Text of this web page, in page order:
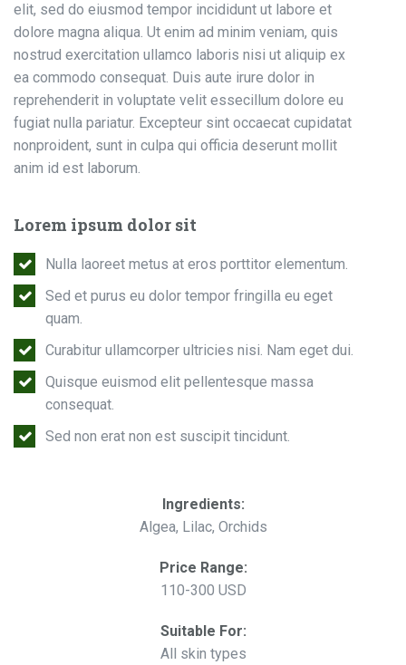
elit, sed do eiusmod tempor incididunt ut labore et
dolore magna aliqua. Ut enim ad minim veniam, quis
nostrud exercitation ullamco laboris nisi ut aliquip ex
ea commodo consequat. Duis aute irure dolor in
reprehenderit in voluptate velit essecillum dolore eu
fugiat nulla pariatur. Excepteur sint occaecat cupidatat
nonproident, sunt in culpa qui officia deserunt mollit
anim id est laborum.
Lorem ipsum dolor sit
Nulla laoreet metus at eros porttitor elementum.
Sed et purus eu dolor tempor fringilla eu eget
quam.
Curabitur ullamcorper ultricies nisi. Nam eget dui.
Quisque euismod elit pellentesque massa
consequat.
Sed non erat non est suscipit tincidunt.
Ingredients:
Algea, Lilac, Orchids
Price Range:
110-300 USD
Suitable For:
All skin types